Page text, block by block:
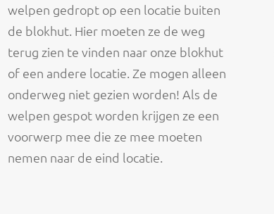
welpen gedropt op een locatie buiten
de blokhut. Hier moeten ze de weg
terug zien te vinden naar onze blokhut
of een andere locatie. Ze mogen alleen
onderweg niet gezien worden! Als de
welpen gespot worden krijgen ze een
voorwerp mee die ze mee moeten
nemen naar de eind locatie.